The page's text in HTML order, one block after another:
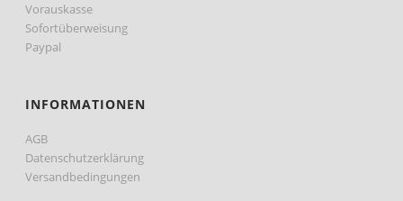
Vorauskasse
Sofortüberweisung
Paypal
INFORMATIONEN
AGB
Datenschutzerklärung
Versandbedingungen